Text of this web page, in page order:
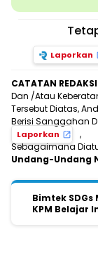
Laporkan
CATATAN REDAKSI
Dan /Atau
Tersebut Diatas,
Berisi Sanggahan
Laporkan
,
Sebagaimana
Undang-Undang
Bimtek
KPM Belajar